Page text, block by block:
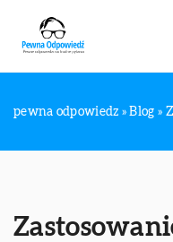
pewna odpowiedz »Blog »